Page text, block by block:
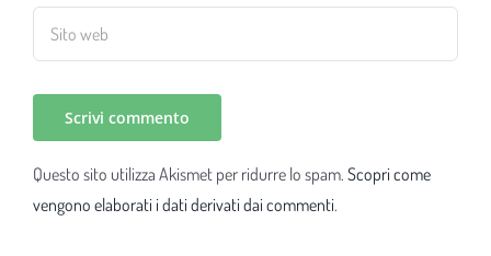
Questo sito utilizza Akismet per ridurre lo spam. Scopri come
vengono elaborati i dati derivati dai commenti.